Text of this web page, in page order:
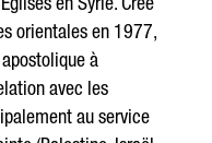
orientales en 1977,
à
avec les
au service